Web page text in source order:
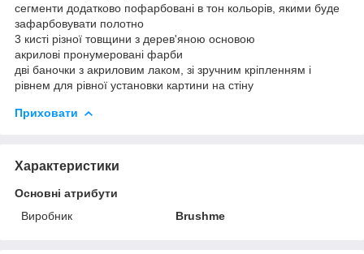
сегменти додатково пофарбовані в тон кольорів, якими буде
зафарбовувати полотно
3 кисті різної товщини з дерев'яною основою
акрилові пронумеровані фарби
дві баночки з акриловим лаком, зі зручним кріпленням і
рівнем для рівної установки картини на стіну
Приховати
Характеристики
Основні атрибути
Виробник
Brushme